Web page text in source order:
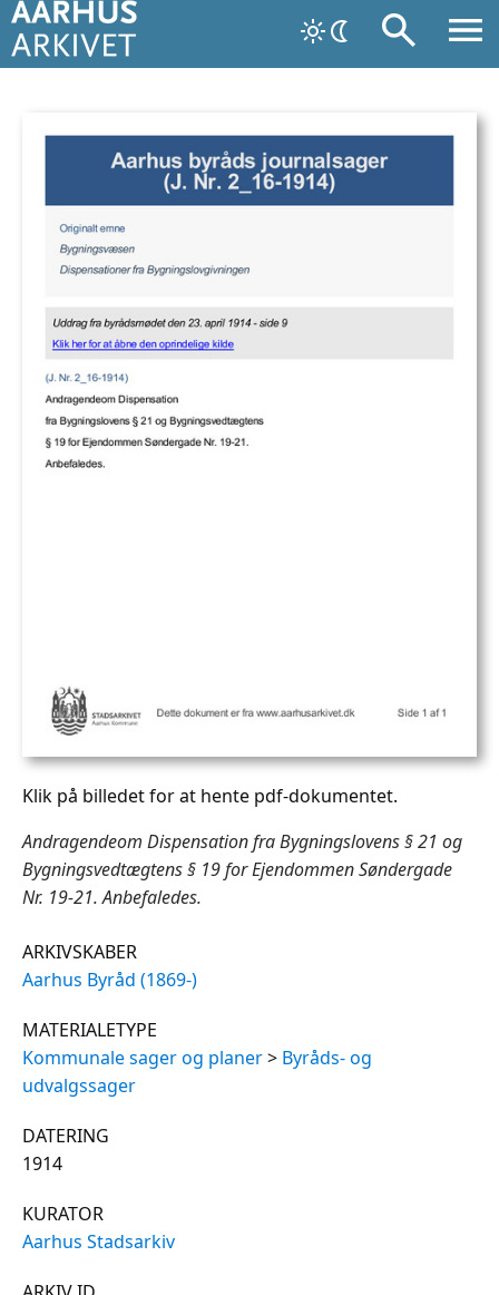
Klik på billedet for at hente pdf-dokumentet.
Andragendeom Dispensation fra Bygningslovens § 21 og
Bygningsvedtægtens § 19 for Ejendommen Søndergade
Nr. 19-21. Anbefaledes.
ARKIVSKABER
Aarhus Byråd (1869-)
MATERIALETYPE
Kommunale sager og planer> Byråds- og
udvalgssager
DATERING
1914
KURATOR
Aarhus Stadsarkiv